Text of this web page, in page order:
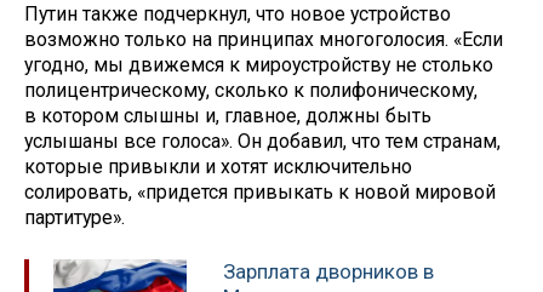
Путин также подчеркнул, что новое устройство
возможно только на принципах многоголосия. «Если
угодно, мы движемся к мироустройству не столько
полицентрическому, сколько к полифоническому,
в котором слышны и, главное, должны быть
услышаны все голоса». Он добавил, что тем странам,
которые привыкли и хотят исключительно
солировать, «придется привыкать к новой мировой
партитуре».
Зарплата дворников в